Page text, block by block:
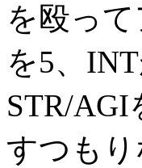
を殴っ
を5、
STR/
すつも